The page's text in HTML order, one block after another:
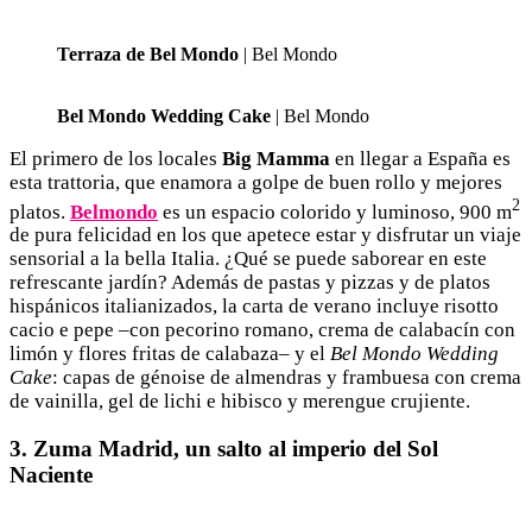
Terraza de Bel Mondo | Bel Mondo
Bel Mondo Wedding Cake | Bel Mondo
El primero de los locales Big Mamma en llegar a España es
esta trattoria, que enamora a golpe de buen rollo y mejores
platos. Belmondo es un espacio colorido y luminoso, 900 m2
de pura felicidad en los que apetece estar y disfrutar un viaje
sensorial a la bella Italia. ¿Qué se puede saborear en este
refrescante jardín? Además de pastas y pizzas y de platos
hispánicos italianizados, la carta de verano incluye risotto
cacio e pepe –con pecorino romano, crema de calabacín con
limón y flores fritas de calabaza– y el Bel Mondo Wedding
Cake: capas de génoise de almendras y frambuesa con crema
de vainilla, gel de lichi e hibisco y merengue crujiente.
3. Zuma Madrid, un salto al imperio del Sol
Naciente